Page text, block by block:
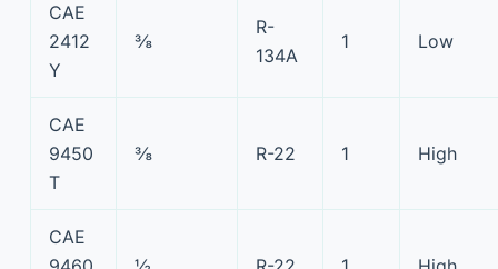
CAE
2412
Y
⅜
R-
134A
1 Low
CAE
9450
T
⅜ R-22 1 High
CAE